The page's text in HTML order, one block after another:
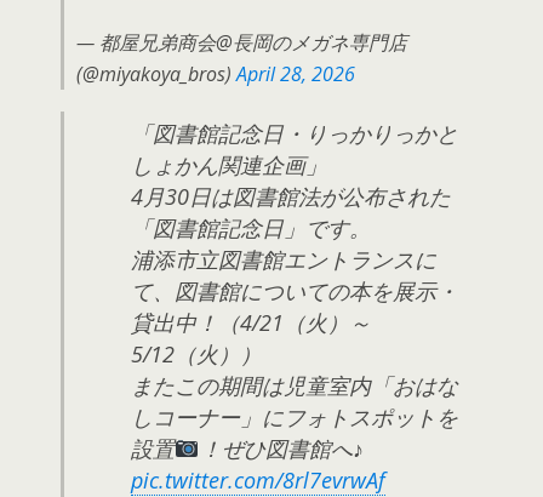
— 都屋兄弟商会@長岡のメガネ専門店
(@miyakoya_bros)April 28, 2026
「図書館記念日・りっかりっかと
しょかん関連企画」
4月30日は図書館法が公布された
「図書館記念日」です。
浦添市立図書館エントランスに
て、図書館についての本を展示・
貸出中！（4/21（火）～
5/12（火））
またこの期間は児童室内「おはな
しコーナー」にフォトスポットを
設置
！ぜひ図書館へ♪
pic.twitter.com/8rl7evrwAf